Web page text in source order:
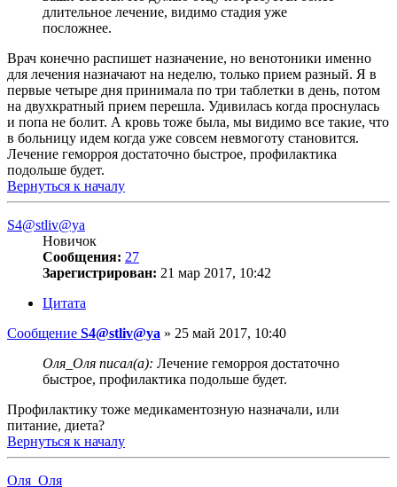
длительное лечение, видимо стадия уже
посложнее.
Врач конечно распишет назначение, но венотоники именно
для лечения назначают на неделю, только прием разный. Я в
первые четыре дня принимала по три таблетки в день, потом
на двухкратный прием перешла. Удивилась когда проснулась
и попа не болит. А кровь тоже была, мы видимо все такие, что
в больницу идем когда уже совсем невмоготу становится.
Лечение геморроя достаточно быстрое, профилактика
подольше будет.
Вернуться к началу
S4@stliv@ya
Новичок
Сообщения: 27
Зарегистрирован: 21 мар 2017, 10:42
Цитата
Сообщение S4@stliv@ya » 25 май 2017, 10:40
Оля_Оля писал(а): Лечение геморроя достаточно
быстрое, профилактика подольше будет.
Профилактику тоже медикаментозную назначали, или
питание, диета?
Вернуться к началу
Оля_Оля